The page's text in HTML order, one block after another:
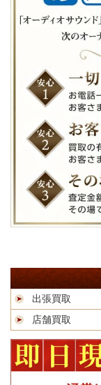
出張買取
店舗買取